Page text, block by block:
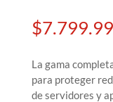
$
La gama
para proteger
de servidores y